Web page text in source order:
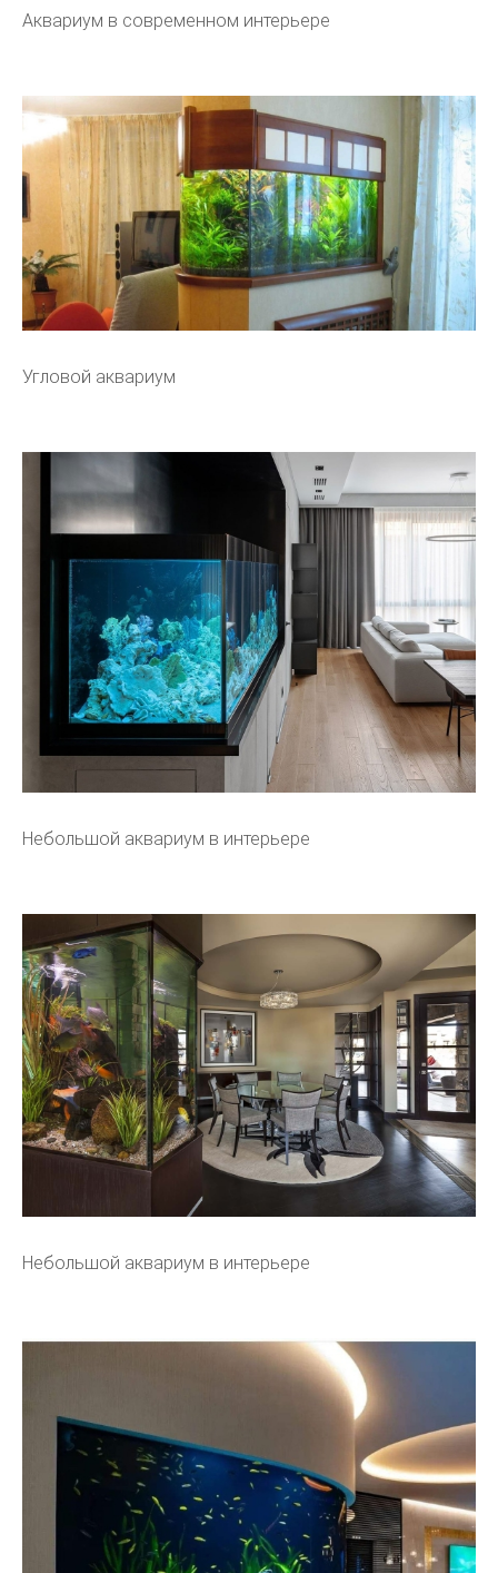
Аквариум в современном интерьере
Угловой аквариум
Небольшой аквариум в интерьере
Небольшой аквариум в интерьере